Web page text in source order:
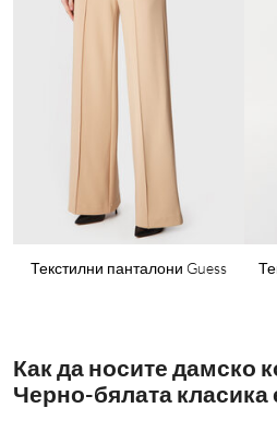
Текстилни панталони Guess
Как да носите дамско
Черно-бялата класика